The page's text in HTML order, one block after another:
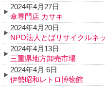
2024年4月27日
傘専門店 カサキ
2024年4月20日
NPO法人とばリサイクルネ
2024年4月13日
三重県地方卸売市場
2024年4月 6日
伊勢昭和レトロ博物館